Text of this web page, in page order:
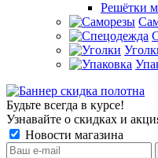
Решётки
Будьте всегда в курсе!
Узнавайте о скидках и
Новости магазина